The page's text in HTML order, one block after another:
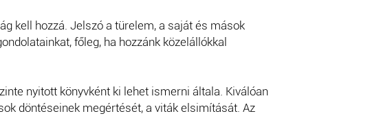
kell hozzá. Jelszó a türelem, a saját és mások
főleg, ha hozzánk közelállókkal
nyitott könyvként ki lehet ismerni általa. Kiválóan
döntéseinek megértését, a viták elsimítását. Az